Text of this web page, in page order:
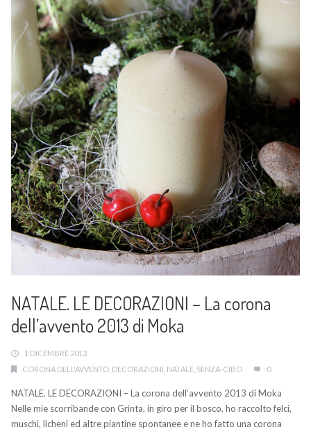
NATALE. LE DECORAZIONI – La corona
dell’avvento 2013 di Moka
1 DICEMBRE 2013
CORONA DELL'AVVENTO DECORAZIONI NATALE SENZA-CIBO 0
NATALE. LE DECORAZIONI – La corona dell’avvento 2013 di Moka
Nelle mie scorribande con Grinta, in giro per il bosco, ho raccolto felci,
muschi, licheni ed altre piantine spontanee e ne ho fatto una corona